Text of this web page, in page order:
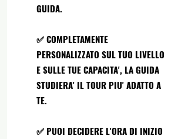
GUIDA.
✅ COMPLETAMENTE
PERSONALIZZATO SUL TUO LIVELLO
E SULLE TUE CAPACITA', LA GUIDA
STUDIERA' IL TOUR PIU' ADATTO A
TE.
✅ PUOI DECIDERE L'ORA DI INIZIO